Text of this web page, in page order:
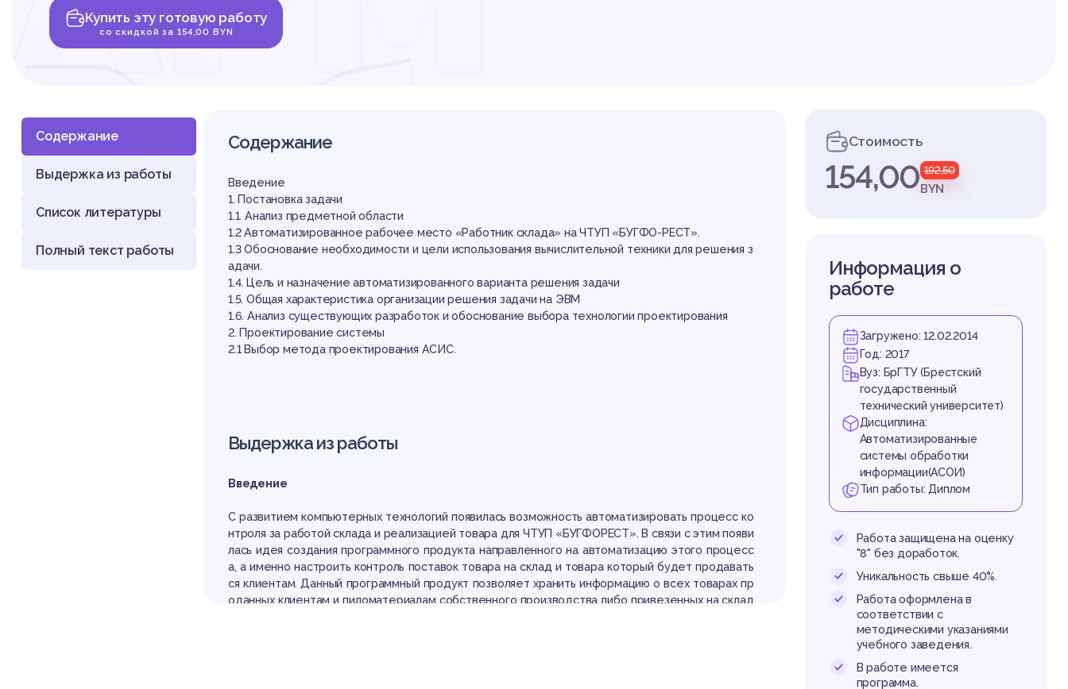
Купить эту готовую работу
со скидкой за 154,00 BYN
склада
ЧТУП
Содержание
Выдержка из работы
Список литературы
Полный текст работы
Содержание
Введение
1. Постановка задачи
1.1. Анализ предметной области
1.2 Автоматизированное рабочее место «Работник склада» на ЧТУП «БУГФО-РЕСТ».
1.3 Обоснование необходимости и цели использования вычислительной техники для решения з
адачи.
1.4. Цель и назначение автоматизированного варианта решения задачи
1.5. Общая характеристика организации решения задачи на ЭВМ
1.6. Анализ существующих разработок и обоснование выбора технологии проектирования
2. Проектирование системы
2.1 Выбор метода проектирования АСИС.
Выдержка из работы
Введение
С развитием компьютерных технологий появилась возможность автоматизировать процесс ко
нтроля за работой склада и реализацией товара для ЧТУП «БУГФОРЕСТ». В связи с этим появи
лась идея создания программного продукта направленного на автоматизацию этого процесс
а, а именно настроить контроль поставок товара на склад и товара который будет продавать
ся клиентам. Данный программный продукт позволяет хранить информацию о всех товарах пр
оданных клиентам и пиломатериалам собственного производства либо привезенных на склад
Стоимость
154,00 192,50
BYN
Информация о
работе
Загружено: 12.02.2014
Год: 2017
Вуз: БрГТУ (Брестский
государственный
технический университет)
Дисциплина:
Автоматизированные
системы обработки
информации(АСОИ)
Тип работы: Диплом
Работа защищена на оценку
"8" без доработок.
Уникальность свыше 40%.
Работа оформлена в
соответствии с
методическими указаниями
учебного заведения.
В работе имеется
программа.